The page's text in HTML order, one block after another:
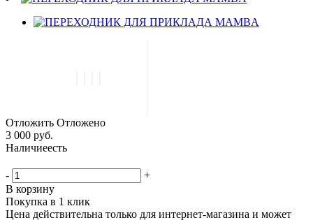
Отложить Отложено
3 000 руб.
Наличиеесть
-
+
В корзину
Покупка в 1 клик
Цена действительна только для интернет-магазина и может